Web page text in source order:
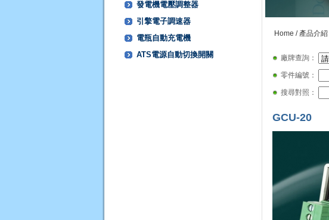
發電機電壓調整器
引擎電子調速器
電瓶自動充電機
ATS電源自動切換開關
Home / 產品介紹
廠牌查詢：
零件編號：
搜尋對照：
GCU-20